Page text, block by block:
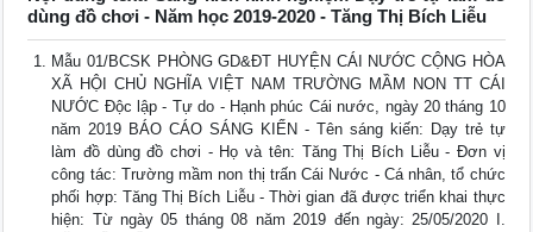
dùng đồ chơi - Năm học 2019-2020 - Tăng Thị Bích Liễu
Mẫu 01/BCSK PHÒNG GD&ĐT HUYỆN CÁI NƯỚC CỘNG HÒA
XÃ HỘI CHỦ NGHĨA VIỆT NAM TRƯỜNG MẦM NON TT CÁI
NƯỚC Độc lập - Tự do - Hạnh phúc Cái nước, ngày 20 tháng 10
năm 2019 BÁO CÁO SÁNG KIẾN - Tên sáng kiến: Dạy trẻ tự
làm đồ dùng đồ chơi - Họ và tên: Tăng Thị Bích Liễu - Đơn vị
công tác: Trường mầm non thị trấn Cái Nước - Cá nhân, tổ chức
phối hợp: Tăng Thị Bích Liễu - Thời gian đã được triển khai thực
hiện: Từ ngày 05 tháng 08 năm 2019 đến ngày: 25/05/2020 I.